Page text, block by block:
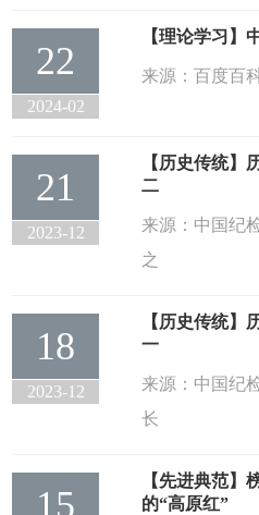
22
2024-02
【理论学习】
来源：百度百
21
2023-12
【历史传统
二
来源：中国纪
之
18
2023-12
【历史传统
一
来源：中国纪
长
15
【先进典范】
的“高原红”